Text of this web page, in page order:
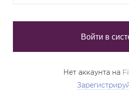
Нет аккаунта на